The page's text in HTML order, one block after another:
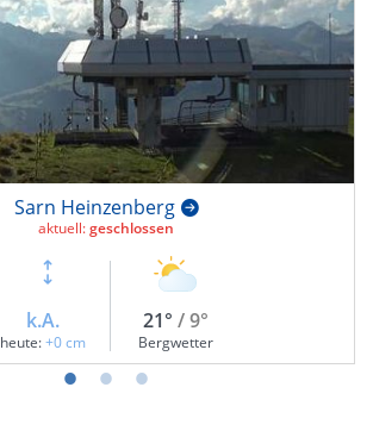
Sarn Heinzenberg
aktuell:geschlossen
k.A.
heute: +0 cm
21° / 9°
Bergwetter